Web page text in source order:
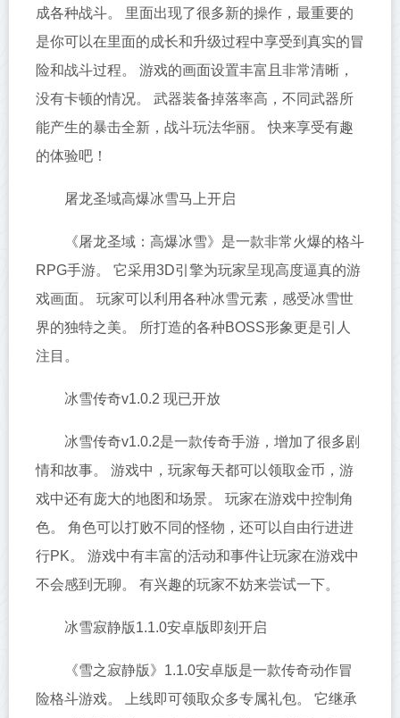
成各种战斗。 里面出现了很多新的操作，最重要的
是你可以在里面的成长和升级过程中享受到真实的冒
险和战斗过程。 游戏的画面设置丰富且非常清晰，
没有卡顿的情况。 武器装备掉落率高，不同武器所
能产生的暴击全新，战斗玩法华丽。 快来享受有趣
的体验吧！
屠龙圣域高爆冰雪马上开启
《屠龙圣域：高爆冰雪》是一款非常火爆的格斗
RPG手游。 它采用3D引擎为玩家呈现高度逼真的游
戏画面。 玩家可以利用各种冰雪元素，感受冰雪世
界的独特之美。 所打造的各种BOSS形象更是引人
注目。
冰雪传奇v1.0.2 现已开放
冰雪传奇v1.0.2是一款传奇手游，增加了很多剧
情和故事。 游戏中，玩家每天都可以领取金币，游
戏中还有庞大的地图和场景。 玩家在游戏中控制角
色。 角色可以打败不同的怪物，还可以自由行进进
行PK。 游戏中有丰富的活动和事件让玩家在游戏中
不会感到无聊。 有兴趣的玩家不妨来尝试一下。
冰雪寂静版1.1.0安卓版即刻开启
《雪之寂静版》1.1.0安卓版是一款传奇动作冒
险格斗游戏。 上线即可领取众多专属礼包。 它继承